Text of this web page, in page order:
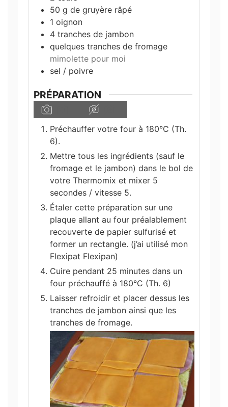
50 g de gruyère râpé
1 oignon
4 tranches de jambon
quelques tranches de fromage
mimolette pour moi
sel / poivre
PRÉPARATION
Préchauffer votre four à 180°C (Th.
6).
Mettre tous les ingrédients (sauf le
fromage et le jambon) dans le bol de
votre Thermomix et mixer 5
secondes / vitesse 5.
Étaler cette préparation sur une
plaque allant au four préalablement
recouverte de papier sulfurisé et
former un rectangle. (j’ai utilisé mon
Flexipat Flexipan)
Cuire pendant 25 minutes dans un
four préchauffé à 180°C (Th. 6)
Laisser refroidir et placer dessus les
tranches de jambon ainsi que les
tranches de fromage.